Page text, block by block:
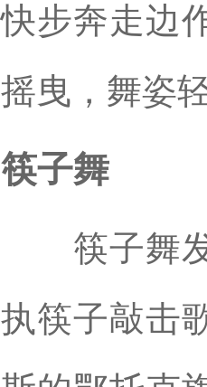
快步奔走边
摇曳，舞姿
筷子舞
筷子舞发
执筷子敲击